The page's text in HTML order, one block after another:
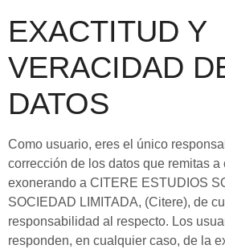
EXACTITUD Y
VERACIDAD
DATOS
Como usuario, eres el único
corrección de los datos que remitas a
exonerando a CITERE ESTUDIOS
SOCIEDAD LIMITADA, (Citere), de
responsabilidad al respecto. Los
responden, en cualquier caso, de la